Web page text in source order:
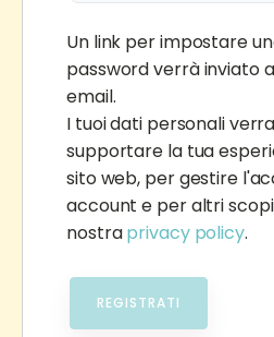
Un link per impostare
password verrà inviato
email.
I tuoi dati personali
supportare la tua
sito web, per gestire
account e per altri
nostraprivacy policy.
REGISTRATI